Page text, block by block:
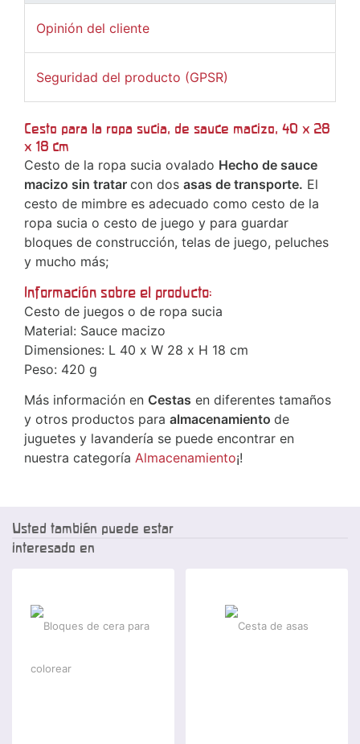
Opinión del cliente
Seguridad del producto (GPSR)
Cesto para la ropa sucia, de sauce macizo, 40 x 28
x 18 cm
Cesto de la ropa sucia ovalado Hecho de sauce
macizo sin tratar con dos asas de transporte. El
cesto de mimbre es adecuado como cesto de la
ropa sucia o cesto de juego y para guardar
bloques de construcción, telas de juego, peluches
y mucho más;
Información sobre el producto:
Cesto de juegos o de ropa sucia
Material: Sauce macizo
Dimensiones: L 40 x W 28 x H 18 cm
Peso: 420 g
Más información en Cestas en diferentes tamaños
y otros productos para almacenamiento de
juguetes y lavandería se puede encontrar en
nuestra categoría Almacenamiento¡!
Usted también puede estar
interesado en